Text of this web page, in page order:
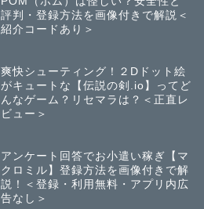
評判・登録方法を画像付きで解説＜
紹介コードあり＞
爽快シューティング！２Dドット絵
がキュートな【伝説の剣.io】ってど
んなゲーム？リセマラは？＜正直レ
ビュー＞
アンケート回答でお小遣い稼ぎ【マ
クロミル】登録方法を画像付きで解
説！＜登録・利用無料・アプリ内広
告なし＞